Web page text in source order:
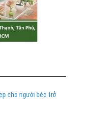
cho người béo trở